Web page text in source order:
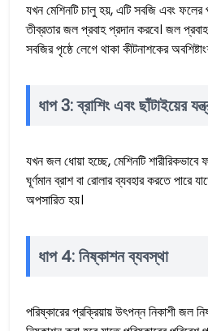
যখন মেশিনটি চালু হয়, এটি সবজি এবং ফলের
তীব্রতার জল প্রবাহ প্রদান করবে। জল
সবজির পৃষ্ঠে লেগে থাকা কীটনাশকের
ধাপ 3: ব্রাশিং এবং ছাঁটাইয়ের
যখন জল ধোয়া হচ্ছে, মেশিনটি
ঘূর্ণমান ব্রাশ বা রোলার ব্যবহার করতে পারে
অপসারিত হয়।
ধাপ 4: নিষ্কাশন ব্যবস্থা
পরিষ্কারের প্রক্রিয়ায় উৎপন্ন নিকাশী জল